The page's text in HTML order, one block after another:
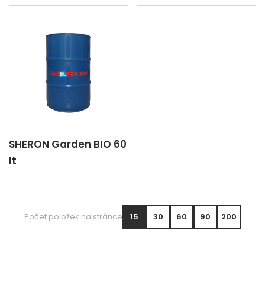
SHERON Garden BIO 60
lt
Počet položek na stránce 15 30 60 90 200